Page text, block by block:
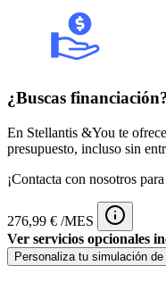
¿Buscas
En Stellantis &You te
presupuesto, incluso sin
¡Contacta con nosotros
276,99 € /MES
Ver servicios opcionales
Personaliza tu simulación